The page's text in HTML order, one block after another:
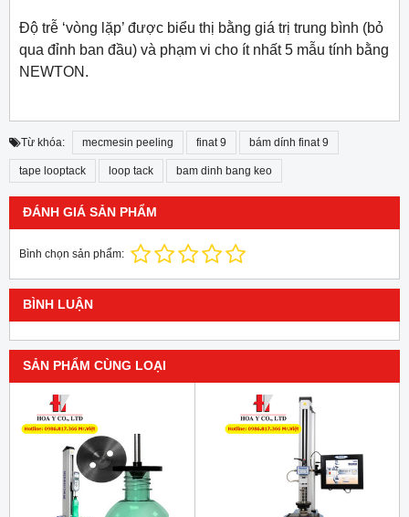
Độ trễ ‘vòng lặp’ được biểu thị bằng giá trị trung bình (bỏ
qua đỉnh ban đầu) và phạm vi cho ít nhất 5 mẫu tính bằng
NEWTON.
Từ khóa: mecmesin peeling finat 9 bám dính finat 9
tape looptack loop tack bam dinh bang keo
ĐÁNH GIÁ SẢN PHẨM
Bình chọn sản phẩm:
BÌNH LUẬN
SẢN PHẨM CÙNG LOẠI